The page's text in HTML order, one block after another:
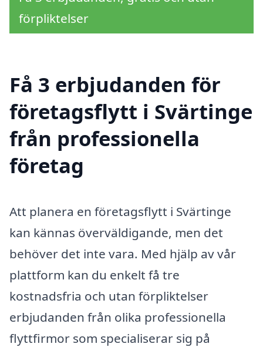
förpliktelser
Få 3 erbjudanden för
företagsflytt i Svärtinge
från professionella
företag
Att planera en företagsflytt i Svärtinge
kan kännas överväldigande, men det
behöver det inte vara. Med hjälp av vår
plattform kan du enkelt få tre
kostnadsfria och utan förpliktelser
erbjudanden från olika professionella
flyttfirmor som specialiserar sig på